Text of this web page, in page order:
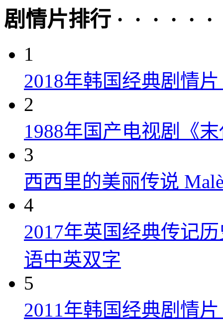
剧情片排行 · · · · · ·
1
2018年韩国经典剧情
2
1988年国产电视剧《
3
西西里的美丽传说
4
2017年英国经典传记
语中英双字
5
2011年韩国经典剧情